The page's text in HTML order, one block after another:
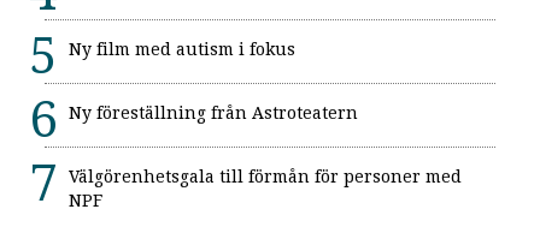
Ny film med autism i fokus
Ny föreställning från Astroteatern
Välgörenhetsgala till förmån för personer med
NPF